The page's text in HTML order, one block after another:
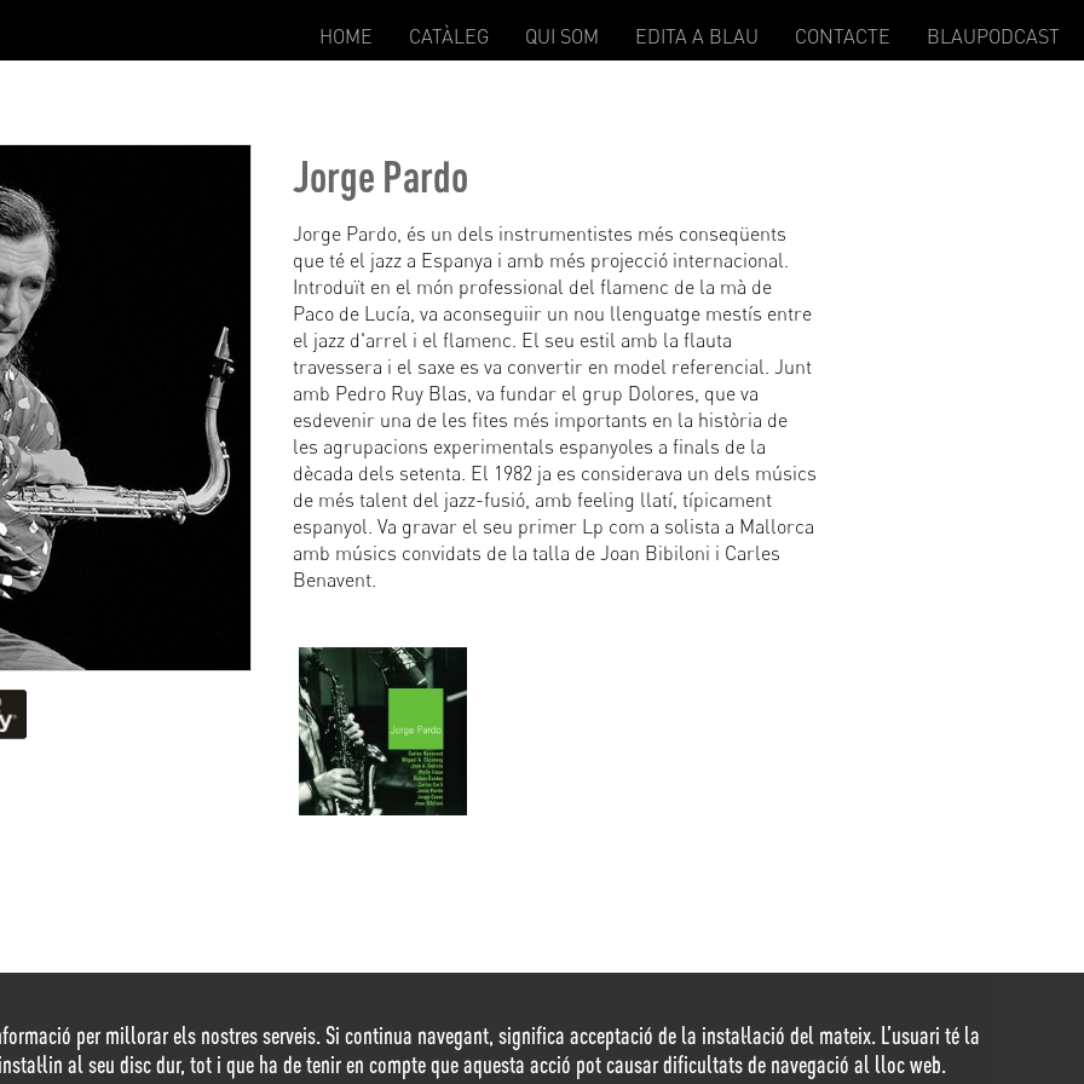
HOME CATÀLEG QUI SOM EDITA A BLAU CONTACTE BLAUPODCAST
Jorge Pardo
Jorge Pardo, és un dels instrumentistes més conseqüents
que té el jazz a Espanya i amb més projecció internacional.
Introduït en el món professional del flamenc de la mà de
Paco de Lucía, va aconseguiir un nou llenguatge mestís entre
el jazz d'arrel i el flamenc. El seu estil amb la flauta
travessera i el saxe es va convertir en model referencial. Junt
amb Pedro Ruy Blas, va fundar el grup Dolores, que va
esdevenir una de les fites més importants en la història de
les agrupacions experimentals espanyoles a finals de la
dècada dels setenta. El 1982 ja es considerava un dels músics
de més talent del jazz-fusió, amb feeling llatí, típicament
espanyol. Va gravar el seu primer Lp com a solista a Mallorca
amb músics convidats de la talla de Joan Bibiloni i Carles
Benavent.
per millorar els nostres serveis. Si continua navegant, significa acceptació de la instal·lació del mateix. L’usuari té la
al seu disc dur, tot i que ha de tenir en compte que aquesta acció pot causar dificultats de navegació al lloc web.